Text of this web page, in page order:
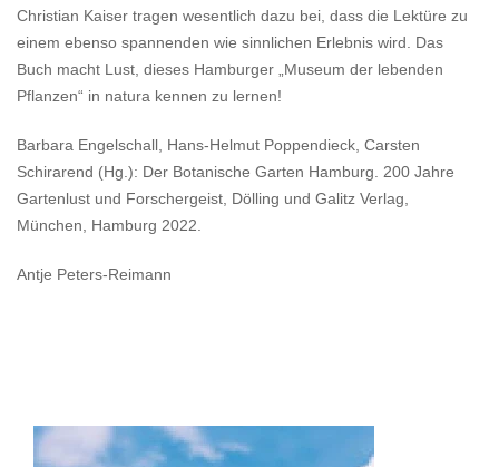
Christian Kaiser tragen wesentlich dazu bei, dass die Lektüre zu
einem ebenso spannenden wie sinnlichen Erlebnis wird. Das
Buch macht Lust, dieses Hamburger „Museum der lebenden
Pflanzen“ in natura kennen zu lernen!
Barbara Engelschall, Hans-Helmut Poppendieck, Carsten
Schirarend (Hg.): Der Botanische Garten Hamburg. 200 Jahre
Gartenlust und Forschergeist, Dölling und Galitz Verlag,
München, Hamburg 2022.
Antje Peters-Reimann